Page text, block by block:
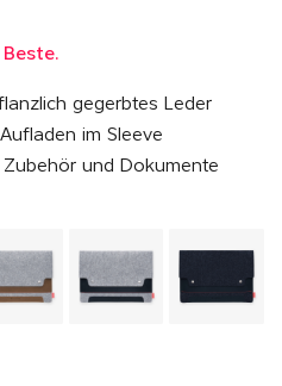
gegerbtes Leder
im Sleeve
und Dokumente